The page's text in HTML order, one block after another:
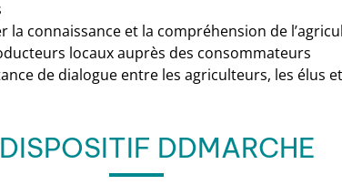
la connaissance et la compréhension de
locaux auprès des consommateurs
de dialogue entre les agriculteurs, les élus
DDMARCHE